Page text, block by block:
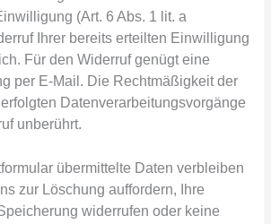
(Art. 6 Abs. 1 lit. a
Ihrer bereits erteilten Einwilligung
Für den Widerruf genügt eine
per E-Mail. Die Rechtmäßigkeit der
Datenverarbeitungsvorgänge
unberührt.
übermittelte Daten verbleiben
zur Löschung auffordern, Ihre
widerrufen oder keine